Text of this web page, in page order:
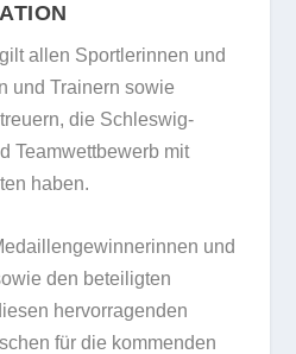
allen Sportlerinnen und
und Trainern sowie
die Schleswig-
Teamwettbewerb mit
haben.
und
den beteiligten
hervorragenden
für die kommenden